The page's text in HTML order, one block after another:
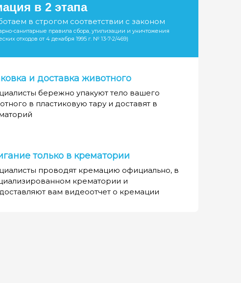
в 2 этапа
в строгом соответствии с законом
санитарные правила сбора, утилизации и уничтожения
отходов от 4 декабря 1995 г. № 13-7-2/469)
и доставка животного
бережно упакуют тело вашего
в пластиковую тару и доставят в
только в крематории
проводят кремацию официально, в
крематории и
вам видеоотчет о кремации